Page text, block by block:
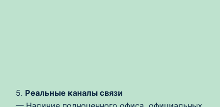
5. Реальные каналы связи